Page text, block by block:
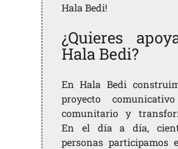
Hala Bedi!
¿Quieres
Hala Bedi?
En Hala Bedi
proyecto
comunitario y
En el día a día,
personas participamos